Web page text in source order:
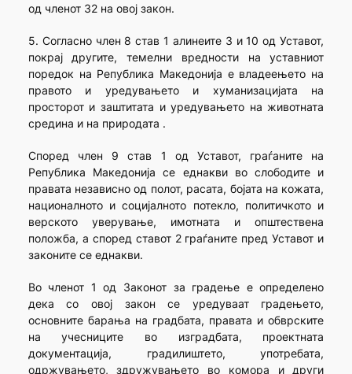
од членот 32 на овој закон.
5. Согласно член 8 став 1 алинеите 3 и 10 од Уставот,
покрај другите, темелни вредности на уставниот
поредок на Република Македонија е владеењето на
правото и уредувањето и хуманизацијата на
просторот и заштитата и уредувањето на животната
средина и на природата .
Според член 9 став 1 од Уставот, граѓаните на
Република Македонија се еднакви во слободите и
правата независно од полот, расата, бојата на кожата,
националното и социјалното потекло, политичкото и
верското уверување, имотната и општествена
положба, а според ставот 2 граѓаните пред Уставот и
законите се еднакви.
Во членот 1 од Законот за градење е определено
дека со овој закон се уредуваат градењето,
основните барања на градбата, правата и обврските
на учесниците во изградбата, проектната
документација, градилиштето, употребата,
одржувањето, здружувањето во комора и други